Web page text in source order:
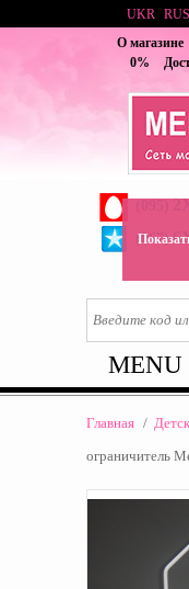
О магазине
0%
(067)
UKR RUS
MENU
Главная /
ограничитель